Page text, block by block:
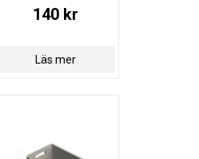
140 kr
Läs mer